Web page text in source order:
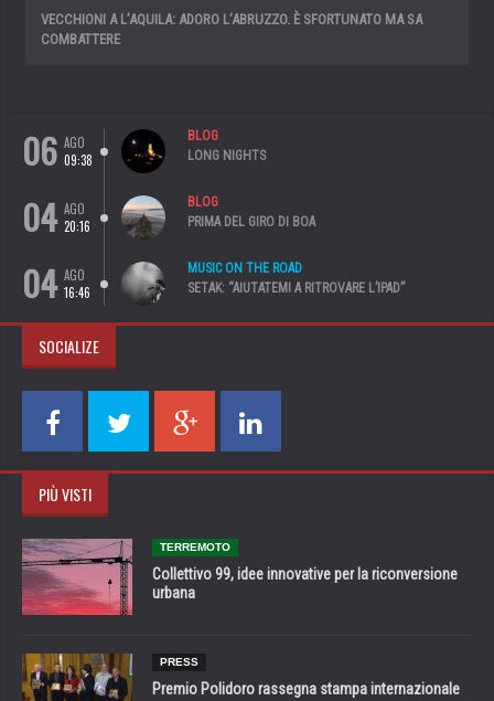
VECCHIONI A L’AQUILA: ADORO L’ABRUZZO. È SFORTUNATO MA SA
COMBATTERE
06 AGO
09:38
BLOG
LONG NIGHTS
04 AGO
20:16
BLOG
PRIMA DEL GIRO DI BOA
04 AGO
16:46
MUSIC ON THE ROAD
SETAK: “AIUTATEMI A RITROVARE L’IPAD”
SOCIALIZE
PIÙ VISTI
TERREMOTO
Collettivo 99, idee innovative per la riconversione
urbana
PRESS
Premio Polidoro rassegna stampa internazionale